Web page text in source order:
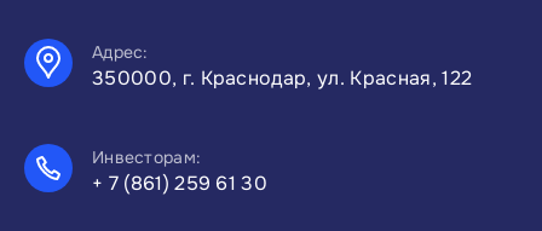
Адрес:
350000, г. Краснодар, ул. Красная, 122
Инвесторам:
+ 7 (861) 259 61 30